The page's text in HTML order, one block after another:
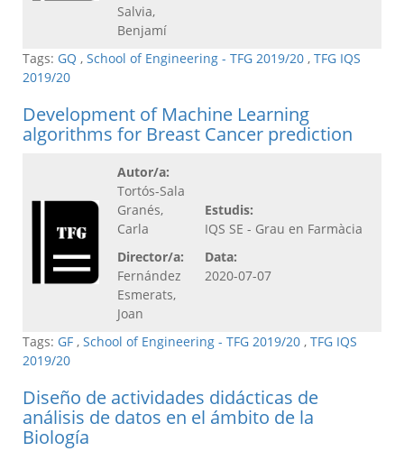
Salvia,
Benjamí
Tags: GQ , School of Engineering - TFG 2019/20 , TFG IQS
2019/20
Development of Machine Learning
algorithms for Breast Cancer prediction
Autor/a:
Tortós-Sala
Granés,
Carla
Director/a:
Fernández
Esmerats,
Joan
Estudis:
IQS SE - Grau en Farmàcia
Data:
2020-07-07
Tags: GF , School of Engineering - TFG 2019/20 , TFG IQS
2019/20
Diseño de actividades didácticas de
análisis de datos en el ámbito de la
Biología